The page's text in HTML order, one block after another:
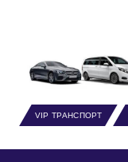
VIP ТРАНСПОРТ